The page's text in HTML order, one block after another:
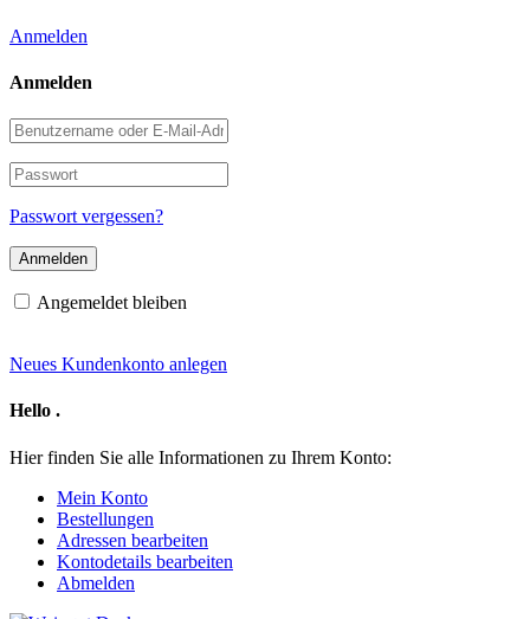
Anmelden
Anmelden
Benutzername
oder
E-
Mail-
Adresse
Passwort
Passwort vergessen?
Angemeldet bleiben
Neues Kundenkonto anlegen
Hello .
Hier finden Sie alle Informationen zu Ihrem Konto:
Mein Konto
Bestellungen
Adressen bearbeiten
Kontodetails bearbeiten
Abmelden